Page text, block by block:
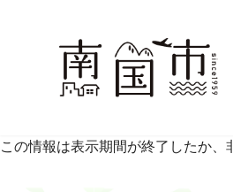
この情報は表示期間が終了したか、